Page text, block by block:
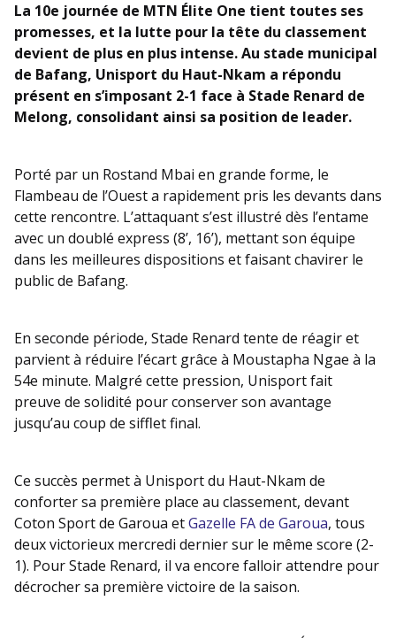
La 10e journée de MTN Élite One tient toutes ses
promesses, et la lutte pour la tête du classement
devient de plus en plus intense. Au stade municipal
de Bafang, Unisport du Haut-Nkam a répondu
présent en s’imposant 2-1 face à Stade Renard de
Melong, consolidant ainsi sa position de leader.
Porté par un Rostand Mbai en grande forme, le
Flambeau de l’Ouest a rapidement pris les devants dans
cette rencontre. L’attaquant s’est illustré dès l’entame
avec un doublé express (8’, 16’), mettant son équipe
dans les meilleures dispositions et faisant chavirer le
public de Bafang.
En seconde période, Stade Renard tente de réagir et
parvient à réduire l’écart grâce à Moustapha Ngae à la
54e minute. Malgré cette pression, Unisport fait
preuve de solidité pour conserver son avantage
jusqu’au coup de sifflet final.
Ce succès permet à Unisport du Haut-Nkam de
conforter sa première place au classement, devant
Coton Sport de Garoua etGazelle FA de Garoua, tous
deux victorieux mercredi dernier sur le même score (2-
1). Pour Stade Renard, il va encore falloir attendre pour
décrocher sa première victoire de la saison.